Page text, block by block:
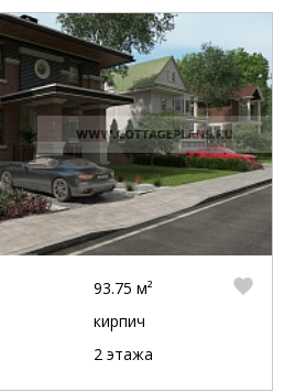
93.75 м²
кирпич
2 этажа